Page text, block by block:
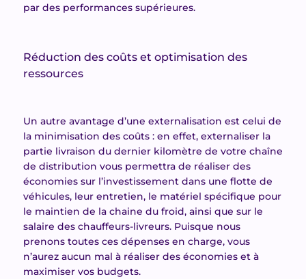
par des performances supérieures.
Réduction des coûts et optimisation des
ressources
Un autre avantage d’une externalisation est celui de
la minimisation des coûts : en effet, externaliser la
partie livraison du dernier kilomètre de votre chaîne
de distribution vous permettra de réaliser des
économies sur l’investissement dans une flotte de
véhicules, leur entretien, le matériel spécifique pour
le maintien de la chaine du froid, ainsi que sur le
salaire des chauffeurs-livreurs. Puisque nous
prenons toutes ces dépenses en charge, vous
n’aurez aucun mal à réaliser des économies et à
maximiser vos budgets.